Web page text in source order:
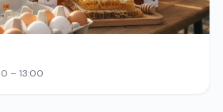
– 13:00